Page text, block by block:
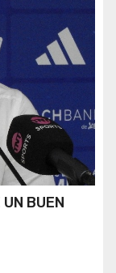
BUEN